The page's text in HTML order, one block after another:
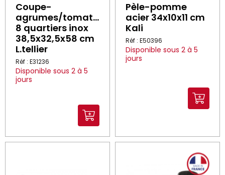
Coupe-
agrumes/tomates
8 quartiers inox
38,5x32,5x58 cm
L.tellier
Réf : E31236
Disponible sous 2 à 5
jours
Pèle-pomme
acier 34x10x11 cm
Kali
Réf : E50396
Disponible sous 2 à 5
jours